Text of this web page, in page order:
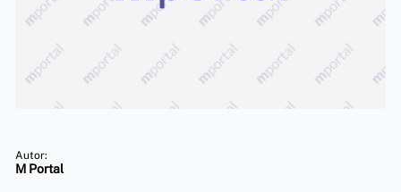
Autor:
M Portal